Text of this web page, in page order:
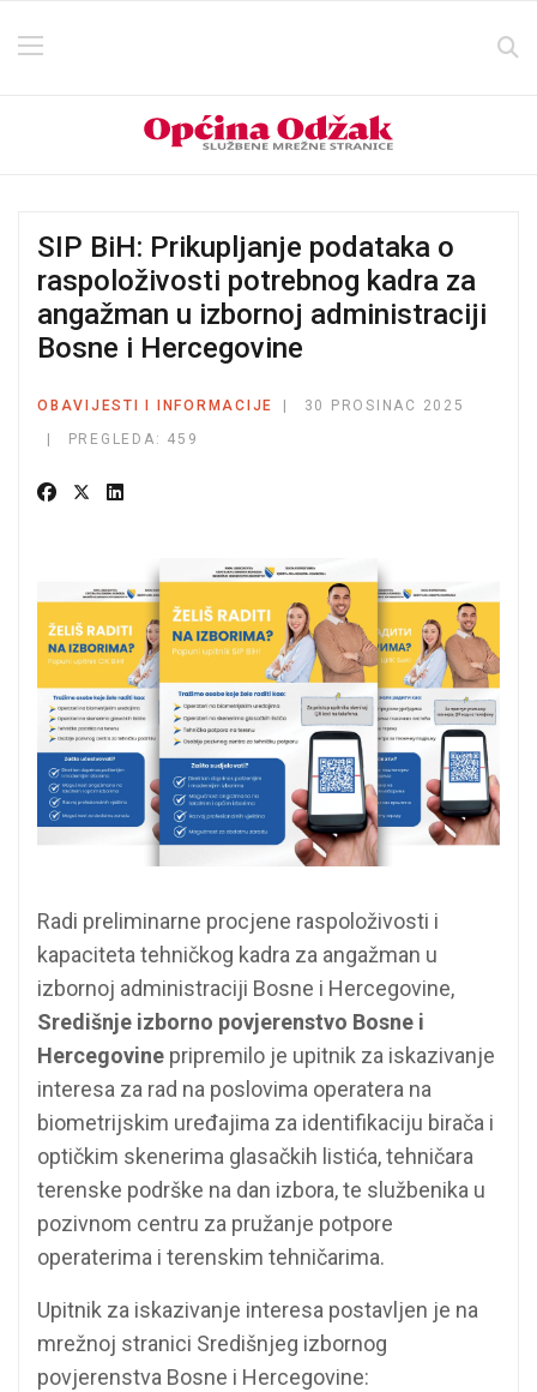
SIP BiH: Prikupljanje podataka o
raspoloživosti potrebnog kadra za
angažman u izbornoj administraciji
Bosne i Hercegovine
OBAVIJESTI I INFORMACIJE
30 PROSINAC 2025
PREGLEDA: 459
Radi preliminarne procjene raspoloživosti i
kapaciteta tehničkog kadra za angažman u
izbornoj administraciji Bosne i Hercegovine,
Središnje izborno povjerenstvo Bosne i
Hercegovine pripremilo je upitnik za iskazivanje
interesa za rad na poslovima operatera na
biometrijskim uređajima za identifikaciju birača i
optičkim skenerima glasačkih listića, tehničara
terenske podrške na dan izbora, te službenika u
pozivnom centru za pružanje potpore
operaterima i terenskim tehničarima.
Upitnik za iskazivanje interesa postavljen je na
mrežnoj stranici Središnjeg izbornog
povjerenstva Bosne i Hercegovine: